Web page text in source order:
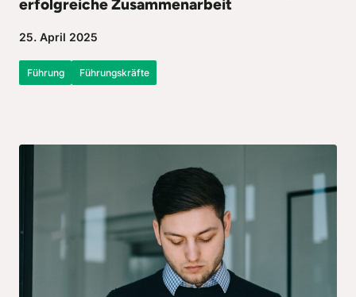
erfolgreiche Zusammenarbeit
25. April 2025
Führung Führungskräfte